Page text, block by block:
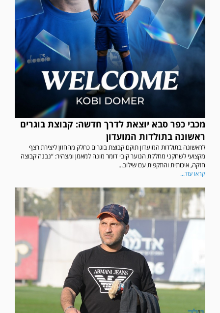
מכבי כפר סבא יוצאת לדרך חדשה: קבוצת בוגרים
ראשונה בתולדות המועדון
לראשונה בתולדות המועדון תוקם קבוצת בוגרים כחלק מהחזון ליצירת רצף
מקצועי לשחקני מחלקת הנוער קובי דומר מונה למאמן ומצהיר: “נבנה קבוצה
חזקה, איכותית והתקפית עם שילוב...
קראו עוד...